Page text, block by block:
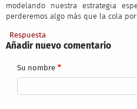
modelando nuestra estrategia
perderemos algo más que la cola por
Respuesta
Añadir nuevo comentario
Su nombre